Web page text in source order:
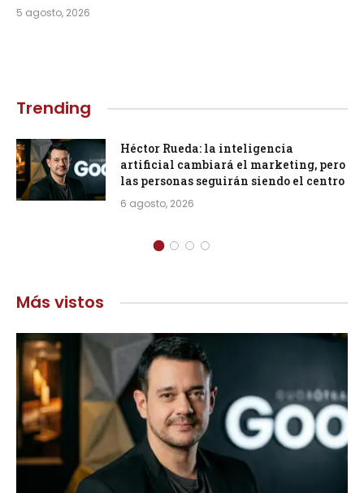
5 agosto, 2026
Trending
Héctor Rueda: la inteligencia
artificial cambiará el marketing, pero
las personas seguirán siendo el centro
6 agosto, 2026
Más vistos